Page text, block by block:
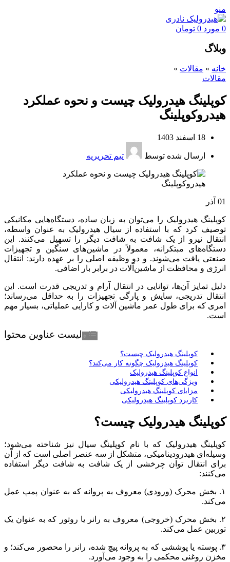
منو
0 مورد 0 تومان
وبلاگ
خانه » مقالات »
مقالات
کوپلینگ هیدرولیک چیست و نحوه عملکرد
هیدروکوپلینگ
18 اسفند 1403
ارسال شده توسط تیم تحریریه
01 آذر
کوپلینگ هیدرولیک را می‌توان به زبان ساده، دستگاه‌هایی مکانیکی
توصیف کرد که با استفاده از سیال هیدرولیک به عنوان واسطه،
انتقال نیرو از یک شافت به شافت دیگر را تسهیل می‌کنند. این
دستگاه‌های مبتکرانه، معمولاً در ماشین‌های سنگین و تجهیزات
صنعتی یافت می‌شوند. و دو وظیفه اصلی را بر عهده دارند: انتقال
انرژی و محافظت از ماشین‌آلات در برابر بار اضافی.
دلیل تمایز آن‌ها، توانایی در انتقال آرام و تدریجی قدرت است. این
انتقال تدریجی، سایش و پارگی تجهیزات را به حداقل می‌رساند؛
امری که برای طول عمر ماشین آلات و کارایی عملیاتی، بسیار مهم
است.
لیست عناوین محتوا
کوپلینگ هیدرولیک چیست؟
کوپلینگ هیدرولیک چگونه کار می‌کند؟
انواع کوپلینگ هیدرولیک
ویژگی‌های کوپلینگ هیدرولیکی
مزایای کوپلینگ هیدرولیکی
کاربرد کوپلینگ هیدرولیکی
کوپلینگ هیدرولیک چیست؟
کوپلینگ هیدرولیک که با نام کوپلینگ سیال نیز شناخته می‌شود؛
وسیله‌ای هیدرودینامیکی، متشکل از سه عنصر اصلی است که از آن
برای انتقال توان چرخشی از یک شافت به شافت دیگر استفاده
می‌کنند:
۱. بخش محرک (ورودی) معروف به پروانه که به عنوان پمپ عمل
می‌کند.
۲. بخش محرک (خروجی) معروف به رانر یا روتور که به عنوان یک
توربین عمل می‌کند.
۳. پوسته یا پوششی که به پروانه پیچ شده، رانر را محصور می‌کند؛ و
مخزن روغنی محکمی را به وجود می‌آورد.